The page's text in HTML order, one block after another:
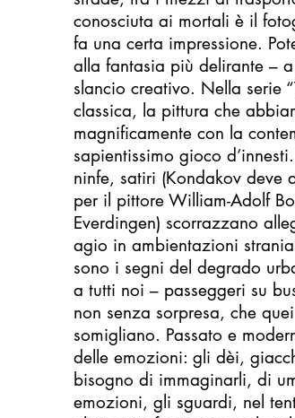
conosciuta ai mortali è il
fa una certa impressione.
alla fantasia più delirante –
slancio creativo. Nella serie
classica, la pittura che
magnificamente con la
sapientissimo gioco
ninfe, satiri (Kondakov deve
per il pittore William-Adolf
Everdingen) scorrazzano
agio in ambientazioni
sono i segni del degrado
a tutti noi – passeggeri su
non senza sorpresa, che
somigliano. Passato e
delle emozioni: gli dèi,
bisogno di immaginarli, di
emozioni, gli sguardi, nel